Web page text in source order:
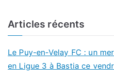
Articles récents
Le Puy-en-Velay FC : un
en Ligue 3 à Bastia ce